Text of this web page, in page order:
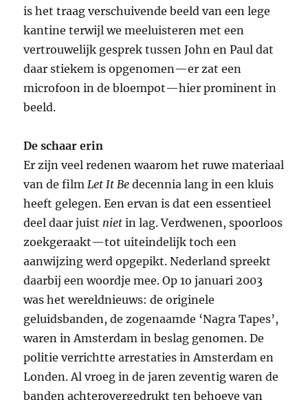
is het traag verschuivende beeld van een lege
kantine terwijl we meeluisteren met een
vertrouwelijk gesprek tussen John en Paul dat
daar stiekem is opgenomen—er zat een
microfoon in de bloempot—hier prominent in
beeld.
De schaar erin
Er zijn veel redenen waarom het ruwe materiaal
van de filmLet It Be decennia lang in een kluis
heeft gelegen. Een ervan is dat een essentieel
deel daar juist niet in lag. Verdwenen, spoorloos
zoekgeraakt—tot uiteindelijk toch een
aanwijzing werd opgepikt. Nederland spreekt
daarbij een woordje mee. Op 1o januari 2003
was het wereldnieuws: de originele
geluidsbanden, de zogenaamde ‘Nagra Tapes’,
waren in Amsterdam in beslag genomen. De
politie verrichtte arrestaties in Amsterdam en
Londen. Al vroeg in de jaren zeventig waren de
banden achterovergedrukt ten behoeve van